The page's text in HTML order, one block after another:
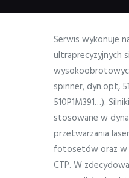
Kontakt
Kariera
Serwis wykonuje
ultraprecyzyjnych
spinner, dyn.opt,
510P1M391…).
stosowane w
przetwarzania
fotosetów oraz w
CTP. W